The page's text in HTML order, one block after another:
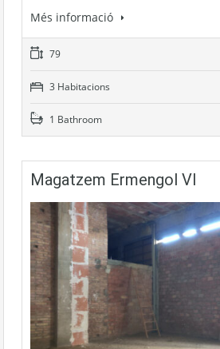
Més informació
79
3 Habitacions
1 Bathroom
Magatzem Ermengol VI